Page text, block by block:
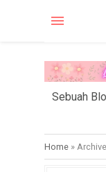
Sebuah
Home »